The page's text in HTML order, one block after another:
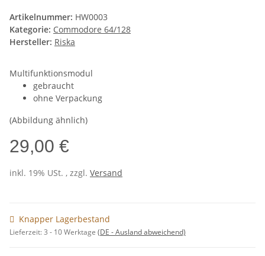
Artikelnummer: HW0003
Kategorie: Commodore 64/128
Hersteller: Riska
Multifunktionsmodul
gebraucht
ohne Verpackung
(Abbildung ähnlich)
29,00 €
inkl. 19% USt. , zzgl. Versand
Knapper Lagerbestand
Lieferzeit:3 - 10 Werktage (DE - Ausland abweichend)